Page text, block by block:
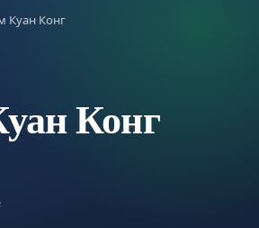
Куан Конг
Конг